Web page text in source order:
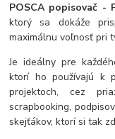
POSCA popisovač -
ktorý sa dokáže
maximálnu voľnosť pri
Je ideálny pre
ktorí ho používajú k
projektoch, cez
scrapbooking,
skejťákov, ktorí si tak